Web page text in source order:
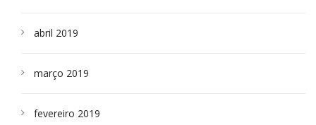
abril 2019
março 2019
fevereiro 2019